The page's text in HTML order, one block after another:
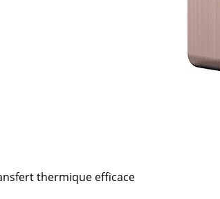
thermique efficace